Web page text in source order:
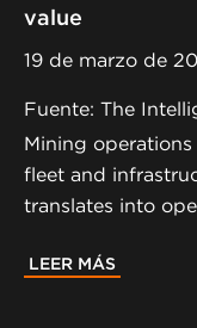
value
19 de marzo de
Fuente: The
Mining
fleet and
translates into
LEER MÁS